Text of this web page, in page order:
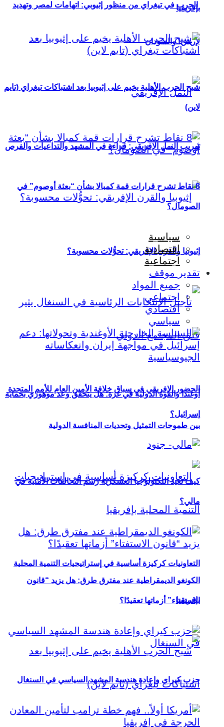
الحرب في تيغراي من منظور إثيوبي: اتهامات لمصر وتهديد
لإريتريا والسودان
تهريب النمل الإفريقي: قراءة في المشهد والتداعيات والفرص
إثيوبيا والقرن الإفريقي: تحوُّلات محسوبة؟
الحضور الإفريقي في سباق خلافة الأمين العام للأمم المتحدة
بين طموحات التمثيل وتحديات المنافسة الدولية
التعاونيات كركيزة أساسية في إستراتيجيات التنمية المحلية
بإفريقيا
بإفريقيا
شبح الحرب الأهلية يخيم على إثيوبيا بعد اشتباكات تيغراي (تايم
لاين)
8 نقاط تشرح قرارات قمة كمبالا بشأن “بعثة أوصوم” في
الصومال؟
سياسية
اقتصادية
اجتماعية
تقدير موقف
جميع المواد
اجتماعي
اقتصادي
سياسي
أوغندا والقوة الدولية في غزة: هل يتحقق وعد موهوزي بحماية
إسرائيل؟
كيف تعيد التكنولوجيا العسكرية رسم التحالفات الأمنية في
مالي؟
الكونغو الديمقراطية عند مفترق طرق: هل يزيد “قانون
الاستفتاء” أزماتها تعقيدًا؟
حزب كيراي وإعادة هندسة المشهد السياسي في السنغال